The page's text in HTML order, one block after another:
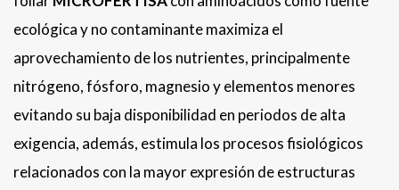
ecológica y no contaminante maximiza el
aprovechamiento de los nutrientes, principalmente
nitrógeno, fósforo, magnesio y elementos menores
evitando su baja disponibilidad en periodos de alta
exigencia, además, estimula los procesos fisiológicos
relacionados con la mayor expresión de estructuras